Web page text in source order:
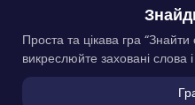
Проста та цікава гра
викреслюйте заховані слова